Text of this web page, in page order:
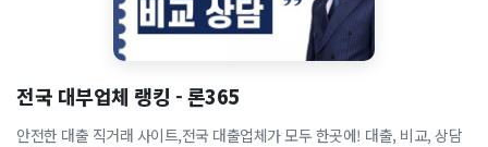
전국 대부업체 랭킹 - 론365
안전한 대출 직거래 사이트,전국 대출업체가 모두 한곳에! 대출, 비교, 상담